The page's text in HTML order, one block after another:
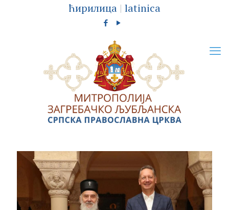
ћирилица | latinica